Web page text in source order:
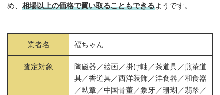
め、 相場以上の価格で買い取ることもできるようです。
業者名 福ちゃん
査定対象
陶磁器／絵画／掛け軸／茶道具／煎茶道
具／香道具／西洋装飾／洋食器／和食器
／勲章／中国骨董／象牙／珊瑚／翡翠／